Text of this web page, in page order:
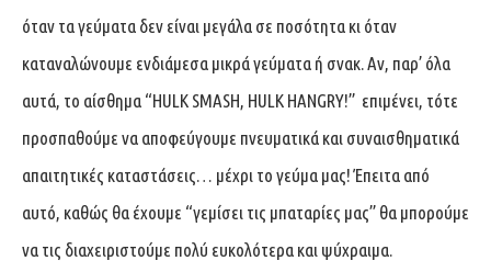
όταν τα γεύματα δεν είναι μεγάλα σε ποσότητα κι όταν
καταναλώνουμε ενδιάμεσα μικρά γεύματα ή σνακ. Αν, παρ’ όλα
αυτά, το αίσθημα “HULK SMASH, HULK HANGRY!” επιμένει, τότε
προσπαθούμε να αποφεύγουμε πνευματικά και συναισθηματικά
απαιτητικές καταστάσεις… μέχρι το γεύμα μας! Έπειτα από
αυτό, καθώς θα έχουμε “γεμίσει τις μπαταρίες μας” θα μπορούμε
να τις διαχειριστούμε πολύ ευκολότερα και ψύχραιμα.